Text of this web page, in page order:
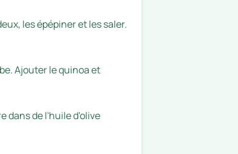
les épépiner et les saler.
Ajouter le quinoa et
dans de l'huile d'olive